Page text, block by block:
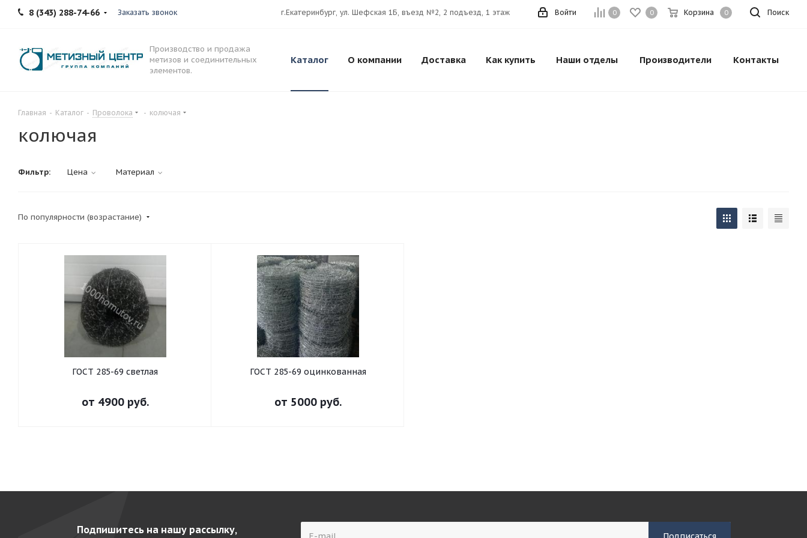
8 (343) 288-74-66 Заказать звонок г.Екатеринбург, ул. Шефская 1Б, въезд №2, 2 подъезд, 1 этаж Поиск
0 0 Корзина 0
Войти
Производство и продажа
метизов и соединительных
элементов.
Каталог О компании Доставка Как купить Наши отделы Производители Контакты
Главная - Каталог - Проволока - колючая
колючая
Фильтр: Цена Материал
По популярности (возрастание)
ГОСТ 285-69 светлая
от 4900 руб.
ГОСТ 285-69 оцинкованная
от 5000 руб.
Подпишитесь на нашу рассылку,